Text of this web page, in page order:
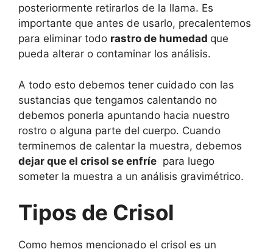
posteriormente retirarlos de la llama. Es
importante que antes de usarlo, precalentemos
para eliminar todo rastro de humedad que
pueda alterar o contaminar los análisis.
A todo esto debemos tener cuidado con las
sustancias que tengamos calentando no
debemos ponerla apuntando hacia nuestro
rostro o alguna parte del cuerpo. Cuando
terminemos de calentar la muestra, debemos
dejar que el crisol se enfríe para luego
someter la muestra a un análisis gravimétrico.
Tipos de Crisol
Como hemos mencionado el crisol es un